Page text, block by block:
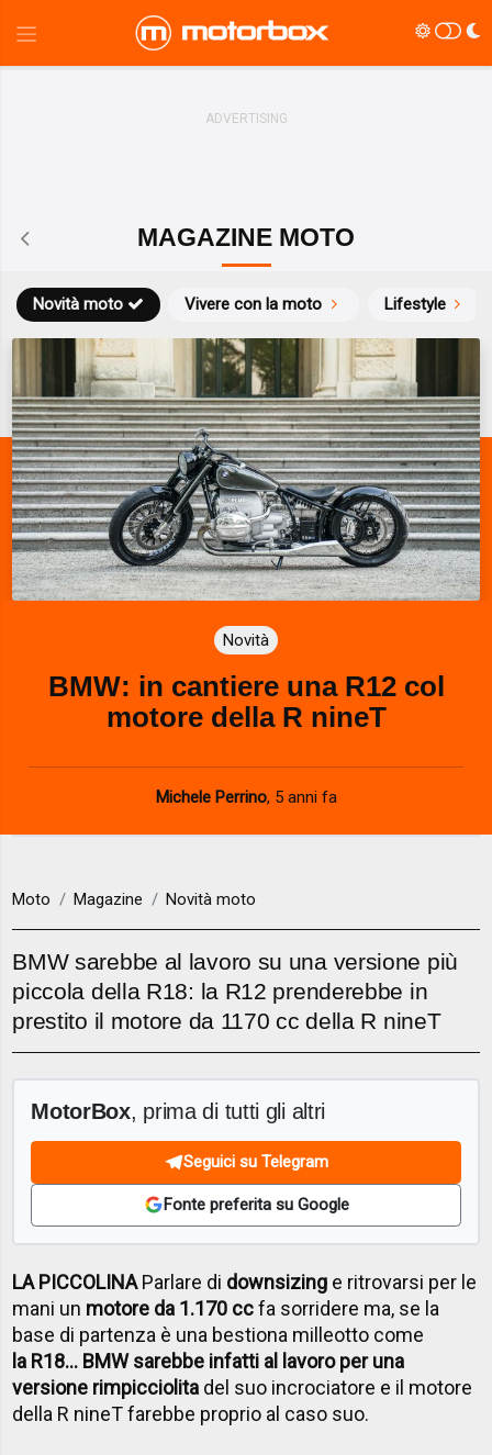
MAGAZINE MOTO
Novità moto Vivere con la moto Lifestyle
Novità
BMW: in cantiere una R12 col
motore della R nineT
Michele Perrino, 5 anni fa
Moto Magazine Novità moto
BMW sarebbe al lavoro su una versione più
piccola della R18: la R12 prenderebbe in
prestito il motore da 1170 cc della R nineT
MotorBox, prima di tutti gli altri
Seguici su Telegram
Fonte preferita su Google
LA PICCOLINAParlare di downsizing e ritrovarsi per le
mani un motore da 1.170 ccfa sorridere ma, se la
base di partenza è una bestiona milleotto come
la R18... BMW sarebbe infatti al lavoro per una
versione rimpicciolita del suo incrociatore e il motore
della R nineT farebbe proprio al caso suo.